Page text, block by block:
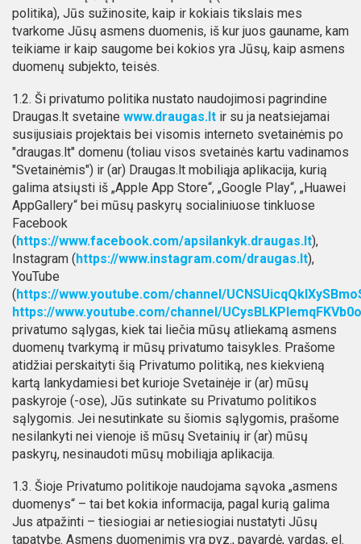
politika), Jūs sužinosite, kaip ir kokiais tikslais mes
tvarkome Jūsų asmens duomenis, iš kur juos gauname, kam
teikiame ir kaip saugome bei kokios yra Jūsų, kaip asmens
duomenų subjekto, teisės.
1.2. Ši privatumo politika nustato naudojimosi pagrindine
Draugas.lt svetaine www.draugas.lt ir su ja neatsiejamai
susijusiais projektais bei visomis interneto svetainėmis po
"draugas.lt" domenu (toliau visos svetainės kartu vadinamos
"Svetainėmis") ir (ar) Draugas.lt mobiliąja aplikacija, kurią
galima atsiųsti iš „Apple App Store“, „Google Play“, „Huawei
AppGallery“ bei mūsų paskyrų socialiniuose tinkluose
Facebook
(https://www.facebook.com/apsilankyk.draugas.lt),
Instagram (https://www.instagram.com/draugas.lt),
YouTube
(https://www.youtube.com/channel/
https://www.youtube.com/channel/
privatumo sąlygas, kiek tai liečia mūsų atliekamą asmens
duomenų tvarkymą ir mūsų privatumo taisykles. Prašome
atidžiai perskaityti šią Privatumo politiką, nes kiekvieną
kartą lankydamiesi bet kurioje Svetainėje ir (ar) mūsų
paskyroje (-ose), Jūs sutinkate su Privatumo politikos
sąlygomis. Jei nesutinkate su šiomis sąlygomis, prašome
nesilankyti nei vienoje iš mūsų Svetainių ir (ar) mūsų
paskyrų, nesinaudoti mūsų mobiliąja aplikacija.
1.3. Šioje Privatumo politikoje naudojama sąvoka „asmens
duomenys“ – tai bet kokia informacija, pagal kurią galima
Jus atpažinti – tiesiogiai ar netiesiogiai nustatyti Jūsų
tapatybę. Asmens duomenimis yra pvz., pavardė, vardas, el.